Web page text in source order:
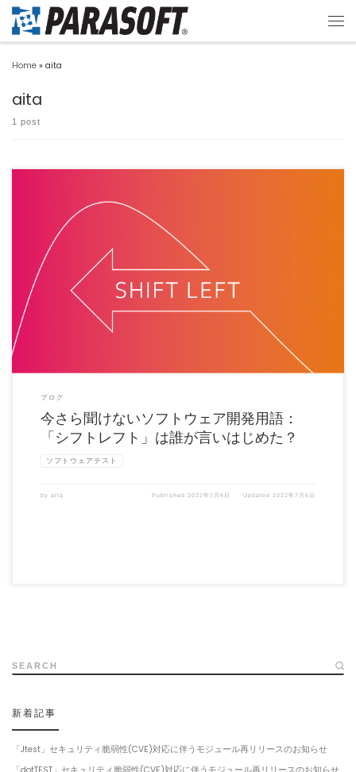
Home » aita
aita
1 post
テクマトリックス株式会社の会田です。 アジャイル開発やDevOps、セキュリティ脆
弱性検証などでよく […]
ブログ
今さら聞けないソフトウェア開発用語：
「シフトレフト」は誰が言いはじめた？
ソフトウェアテスト
by aita Published2022年7月6日 Updated2022年7月6日
SEARCH
新着記事
「Jtest」セキュリティ脆弱性(CVE)対応に伴うモジュール再リリースのお知らせ